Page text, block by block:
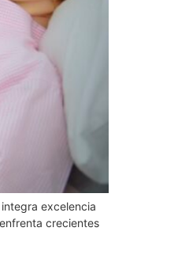
excelencia
crecientes